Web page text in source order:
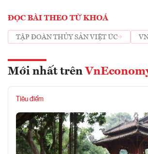
ĐỌC BÀI THEO TỪ KHOÁ
TẬP ĐOÀN THỦY SẢN VIỆT ÚC
Mới nhất trên
Tiêu điểm